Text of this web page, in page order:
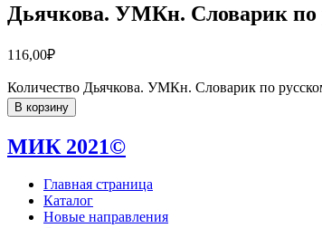
Дьячкова. УМКн. Словарик по
116,00₽
Количество Дьячкова. УМКн. Словарик по
В корзину
МИК 2021©
Главная страница
Каталог
Новые направления